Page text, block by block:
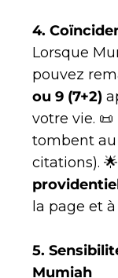
4.
Lorsque
pouvez
ou 9 (7+2)
votre vie. 📜
tombent au
citations). 🌟
la page et
5.
Mumiah